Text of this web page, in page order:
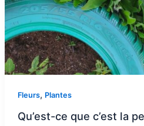
Fleurs, Plantes
Qu’est-ce que c’est la